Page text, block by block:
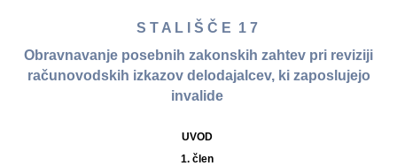
S T A L I Š Č E 1 7
Obravnavanje posebnih zakonskih zahtev pri reviziji
računovodskih izkazov delodajalcev, ki zaposlujejo
invalide
UVOD
1. člen